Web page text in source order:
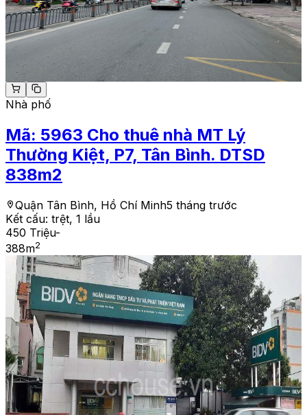
Nhà phố
Mã: 5963 Cho thuê nhà MT Lý
Thường Kiệt, P7, Tân Bình. DTSD
838m2
Quận Tân Bình, Hồ Chí Minh5 tháng trước
Kết cấu: trệt, 1 lầu
450 Triệu-
388m2